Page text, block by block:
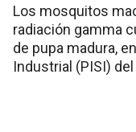
Los mosquitos
radiación gamma
de pupa madura,
Industrial (PISI)